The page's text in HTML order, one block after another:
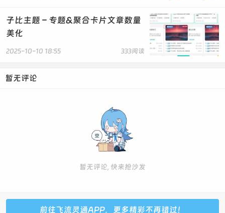
子比主题 – 专题&聚合卡片文章数量
美化
333阅读
2025-10-10 18:55
暂无评论
暂无评论, 快来抢沙发
前往飞流灵通APP，更多精彩不再错过！